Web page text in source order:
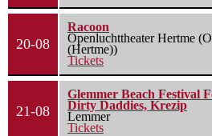
20-08
Racoon
Openluchttheater Hertme
(Hertme))
Tickets
21-08
Glemmer Beach Festival
Dirty Daddies, Krezip
Lemmer
Tickets